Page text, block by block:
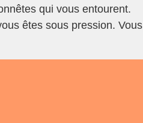
qui vous entourent.
êtes sous pression. Vous